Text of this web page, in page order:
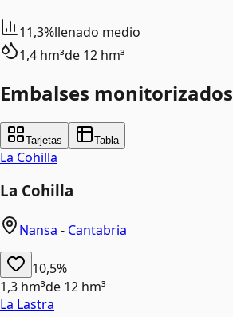
11,3%llenado medio
1,4 hm³de 12 hm³
Embalses monitorizados
Tarjetas Tabla
La Cohilla
La Cohilla
Nansa - Cantabria
10,5%
1,3 hm³de 12 hm³
La Lastra